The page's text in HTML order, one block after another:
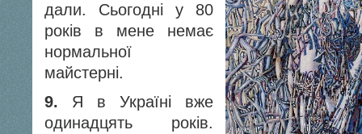
дали. Сьогодні у 80
років в мене немає
нормальної
майстерні.
9. Я в Україні вже
одинадцять років.